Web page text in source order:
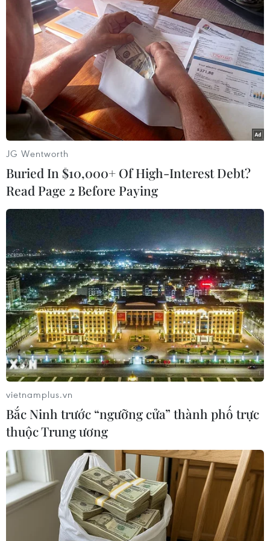
TIN LIÊN QUAN
Pháp: Tấn công bằng dao gần tòa soạn báo
Charlie Hebdo
25/09/2020 11:14
Hãng tin AFP dẫn một nguồn tin cơ quan điều tra Pháp
cho biết đã có ít nhất 4 người bị thương trong một vụ
tấn công bằng dao xảy ra gần văn phòng cũ của báo
JG Wentworth
Buried In $10,000+ Of High-Interest Debt?
Read Page 2 Before Paying
vietnamplus.vn
Bắc Ninh trước “ngưỡng cửa” thành phố trực
thuộc Trung ương